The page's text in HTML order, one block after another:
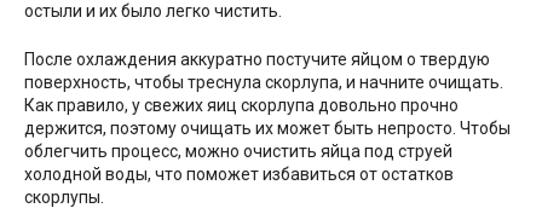
остыли и их было легко чистить.
После охлаждения аккуратно постучите яйцом о твердую
поверхность, чтобы треснула скорлупа, и начните очищать.
Как правило, у свежих яиц скорлупа довольно прочно
держится, поэтому очищать их может быть непросто. Чтобы
облегчить процесс, можно очистить яйца под струей
холодной воды, что поможет избавиться от остатков
скорлупы.